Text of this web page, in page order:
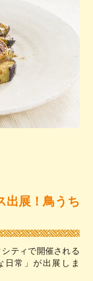
出展！鳥うち
ティで開催される
日常」が出展しま